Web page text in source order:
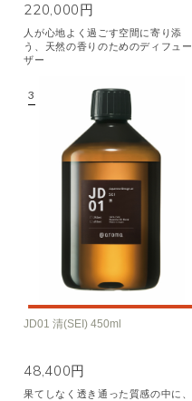
220,000円
人が心地よく過ごす空間に寄り添
う、天然の香りのためのディフュー
ザー
JD01 清(SEI) 450ml
48,400円
果てしなく透き通った質感の中に、